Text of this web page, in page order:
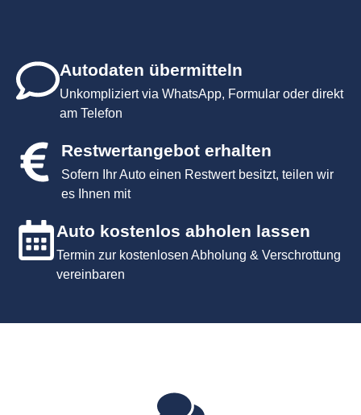
Autodaten übermitteln
Unkompliziert via WhatsApp, Formular oder direkt
am Telefon
Restwertangebot erhalten
Sofern Ihr Auto einen Restwert besitzt, teilen wir
es Ihnen mit
Auto kostenlos abholen lassen
Termin zur kostenlosen Abholung & Verschrottung
vereinbaren